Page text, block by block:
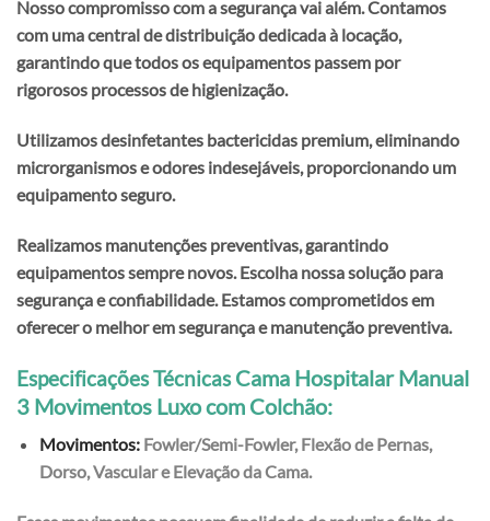
Nosso compromisso com a segurança vai além. Contamos
com uma central de distribuição dedicada à locação,
garantindo que todos os equipamentos passem por
rigorosos processos de higienização.
Utilizamos desinfetantes bactericidas premium, eliminando
microrganismos e odores indesejáveis, proporcionando um
equipamento seguro.
Realizamos manutenções preventivas, garantindo
equipamentos sempre novos. Escolha nossa solução para
segurança e confiabilidade. Estamos comprometidos em
oferecer o melhor em segurança e manutenção preventiva.
Especificações TécnicasCama Hospitalar Manual
3 Movimentos Luxo com Colchão:
Movimentos:Fowler/Semi-Fowler, Flexão de Pernas,
Dorso, Vascular e Elevação da Cama.